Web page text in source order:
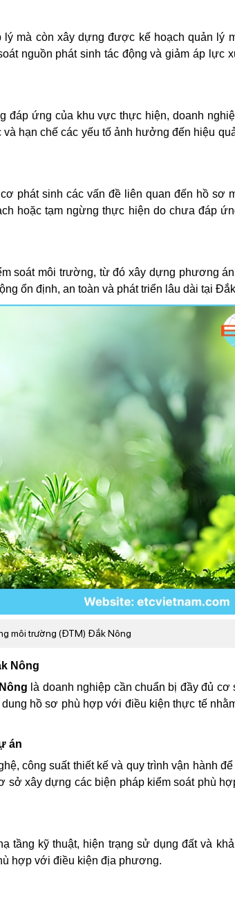
mà còn xây dựng được kế hoạch quản lý
nguồn phát sinh tác động và giảm áp lực
đáp ứng của khu vực thực hiện, doanh
hạn chế các yếu tố ảnh hưởng đến hiệu
phát sinh các vấn đề liên quan đến hồ sơ
hoặc tạm ngừng thực hiện do chưa đáp
soát môi trường, từ đó xây dựng phương
ổn định, an toàn và phát triển lâu dài tại
môi trường (ĐTM) Đắk Nông
Nông
là doanh nghiệp cần chuẩn bị đầy đủ
hồ sơ phù hợp với điều kiện thực tế
án
công suất thiết kế và quy trình vận hành
xây dựng các biện pháp kiểm soát phù
tầng kỹ thuật, hiện trạng sử dụng đất và
hợp với điều kiện địa phương.